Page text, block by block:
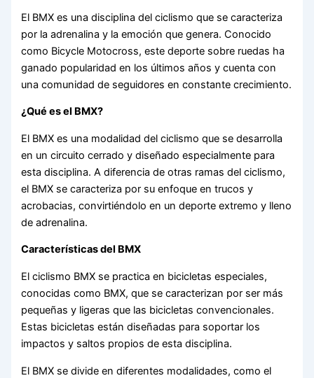
El BMX es una disciplina del ciclismo que se caracteriza
por la adrenalina y la emoción que genera. Conocido
como Bicycle Motocross, este deporte sobre ruedas ha
ganado popularidad en los últimos años y cuenta con
una comunidad de seguidores en constante crecimiento.
¿Qué es el BMX?
El BMX es una modalidad del ciclismo que se desarrolla
en un circuito cerrado y diseñado especialmente para
esta disciplina. A diferencia de otras ramas del ciclismo,
el BMX se caracteriza por su enfoque en trucos y
acrobacias, convirtiéndolo en un deporte extremo y lleno
de adrenalina.
Características del BMX
El ciclismo BMX se practica en bicicletas especiales,
conocidas como BMX, que se caracterizan por ser más
pequeñas y ligeras que las bicicletas convencionales.
Estas bicicletas están diseñadas para soportar los
impactos y saltos propios de esta disciplina.
El BMX se divide en diferentes modalidades, como el